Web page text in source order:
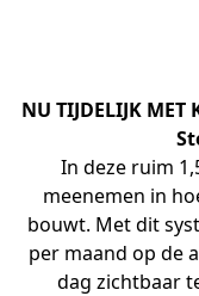
NU TIJDELIJK MET
In deze ruim
meenemen in
bouwt. Met dit
per maand op de
dag zichtbaar